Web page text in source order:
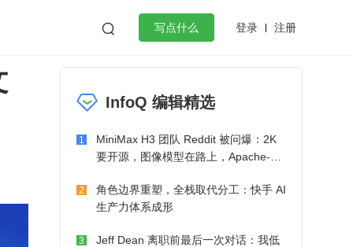
 写点什么 登录 注册
作
微服务架构 flutter
InfoQ 编辑精选
1
MiniMax H3 团队 Reddit 被问爆：2K
要开源，图像模型在路上，Apache-2.0
2
角色边界重塑，全栈取代分工：快手 AI
生产力体系成形
3
Jeff Dean 离职前最后一次对话：我低